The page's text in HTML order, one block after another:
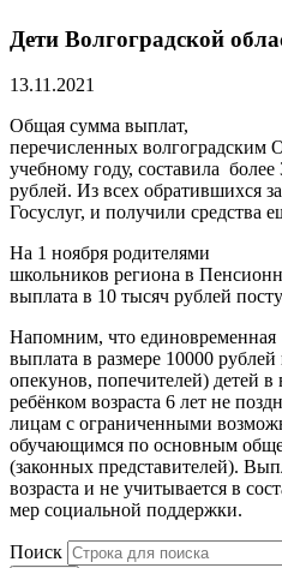
Дети Волгоградской
13.11.2021
Общая сумма выплат,
перечисленных
учебному году, составила
рублей. Из всех обратившихся
Госуслуг, и получили средства
На 1 ноября родителями
школьников региона в
выплата в 10 тысяч рублей
Напомним, что единовременная
выплата в размере 10000
опекунов, попечителей) детей в
ребёнком возраста 6 лет не
лицам с ограниченными
обучающимся по основным
(законных представителей).
возраста и не учитывается в
мер социальной поддержки.
Поиск